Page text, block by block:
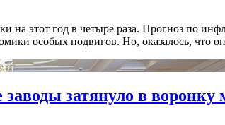
на этот год в четыре раза. Прогноз по
особых подвигов. Но, оказалось, что
затянуло в воронку